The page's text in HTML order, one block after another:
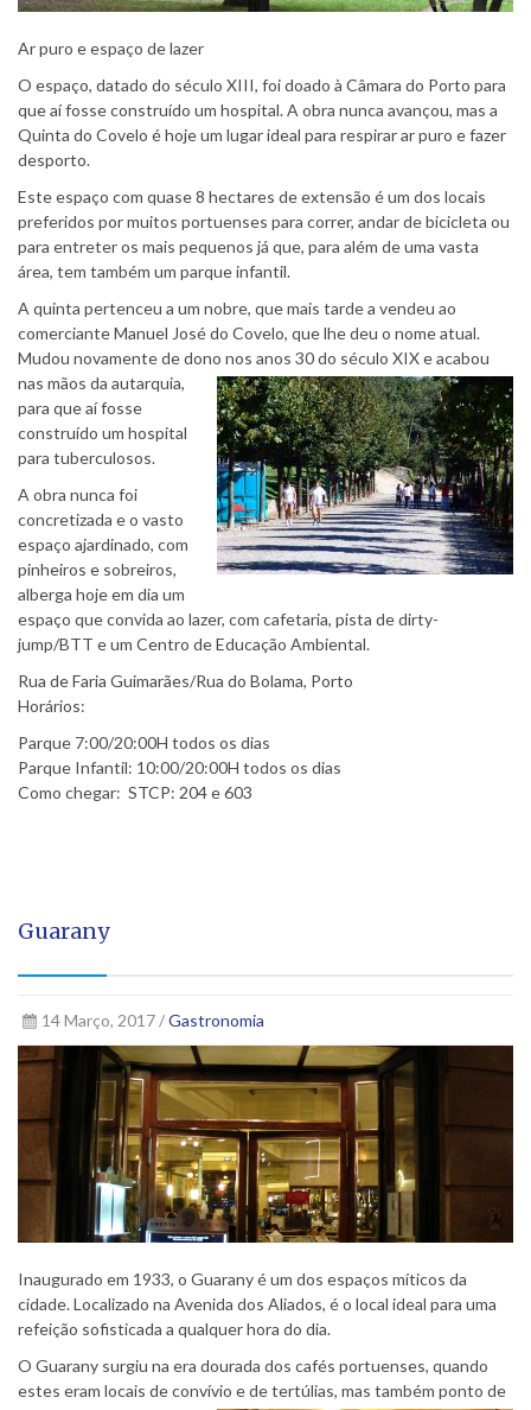
Ar puro e espaço de lazer
O espaço, datado do século XIII, foi doado à Câmara do Porto para
que aí fosse construído um hospital. A obra nunca avançou, mas a
Quinta do Covelo é hoje um lugar ideal para respirar ar puro e fazer
desporto.
Este espaço com quase 8 hectares de extensão é um dos locais
preferidos por muitos portuenses para correr, andar de bicicleta ou
para entreter os mais pequenos já que, para além de uma vasta
área, tem também um parque infantil.
A quinta pertenceu a um nobre, que mais tarde a vendeu ao
comerciante Manuel José do Covelo, que lhe deu o nome atual.
Mudou novamente de dono nos anos 30 do século XIX e acabou
nas mãos da autarquia,
para que aí fosse
construído um hospital
para tuberculosos.
A obra nunca foi
concretizada e o vasto
espaço ajardinado, com
pinheiros e sobreiros,
alberga hoje em dia um
espaço que convida ao lazer, com cafetaria, pista de dirty-
jump/BTT e um Centro de Educação Ambiental.
Rua de Faria Guimarães/Rua do Bolama, Porto
Horários:
Parque 7:00/20:00H todos os dias
Parque Infantil: 10:00/20:00H todos os dias
Como chegar: STCP: 204 e 603
Guarany
14 Março, 2017 /Gastronomia
Inaugurado em 1933, o Guarany é um dos espaços míticos da
cidade. Localizado na Avenida dos Aliados, é o local ideal para uma
refeição sofisticada a qualquer hora do dia.
O Guarany surgiu na era dourada dos cafés portuenses, quando
estes eram locais de convívio e de tertúlias, mas também ponto de